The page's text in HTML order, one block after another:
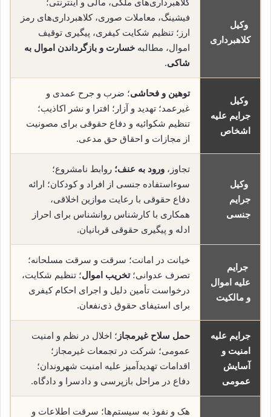
وکیل
کلاهبرداری
کلاهبرداری‌های ملکی، مالی و اینترنتی؛
فیشینگ، معاملات صوری، کلاهبرداری‌های رمز
ارز؛ تنظیم شکایت کیفری، پیگیری توقیف
اموال، مطالبه خسارت و بازگرداندن اموال به
شاکی.
وکیل
جرایم علیه
اشخاص
توهین و فحاشی؛ ضرب و جرح عمدی و
غیرعمد؛ تهدید و آزار؛ افترا و نشر اکاذیب؛
تنظیم شکوائیه و دفاع حقوقی برای مصونیت
از مجازات و احقاق حق مدعی.
وکیل
جرایم
جنسی
تجاوز، ورود به عنف؛ روابط نامشروع؛
سوءاستفاده جنسی از افراد و کودکان؛ ارائه
دفاع حقوقی با رعایت موازین اخلاقی،
همکاری با کارشناس روانشناس برای احراز
ادله و پیگیری حقوقی قربانیان.
جرایم
علیه اموال
و مالکیت
خیانت در امانت؛ سرقت و سرقت مسلحانه؛
تصرف عدوانی؛تخریب اموال؛ تنظیم شکایت،
درخواست تأمین دلیل و اجرای احکام کیفری
برای استیفای حقوق ذی‌نفعان.
جرایم علیه
امنیت و
آسایش
عمومی
حمل سلاح غیرمجاز ؛ اخلال در نظم و امنیت
عمومی؛ شرکت در تجمعات غیرمجاز؛
اقدامات تهدیدآمیز علیه امنیت شهروندان؛
دفاع در مراحل بازپرسی و دادسرا و دادگاه.
هک و نفوذ به سیستم‌ها؛ سرقت اطلاعات و